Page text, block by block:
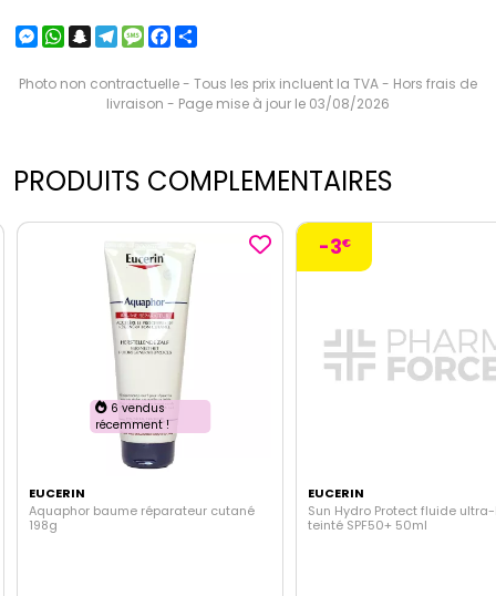
Messenger
WhatsApp
Snapchat
Telegram
MessageFacebook
Photo non contractuelle - Tous les prix incluent la TVA - Hors frais de
livraison - Page mise à jour le 03/08/2026
PRODUITS COMPLEMENTAIRES
6 vendus
récemment !
EUCERIN
Aquaphor baume réparateur cutané
198g
-3€
EUCERIN
Sun Hydro Protect fluide
teinté SPF50+ 50ml